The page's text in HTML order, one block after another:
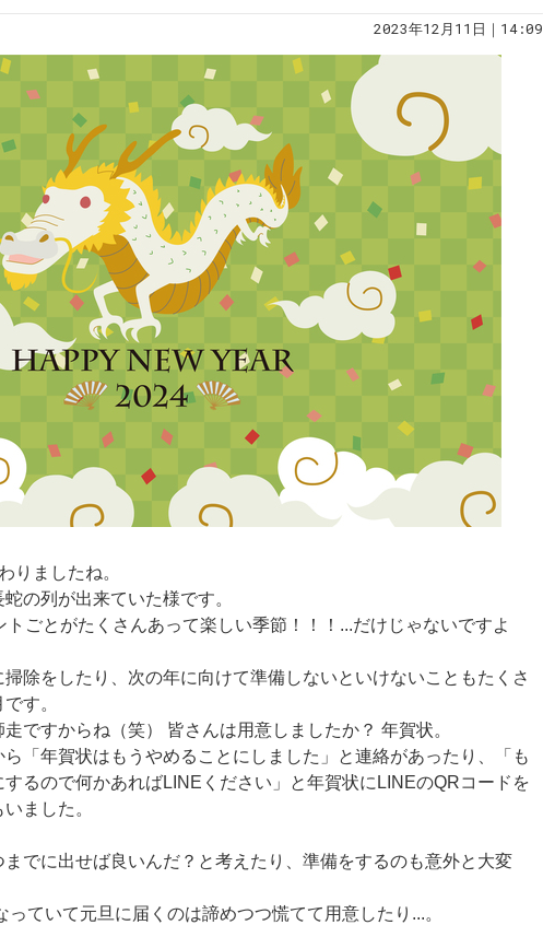
2023年12月11日｜14:09
りましたね。
の列が出来ていた様です。
ごとがたくさんあって楽しい季節！！！...だけじゃないですよ
除をしたり、次の年に向けて準備しないといけないこともたくさ
す。
ですからね（笑） 皆さんは用意しましたか？ 年賀状。
「年賀状はもうやめることにしました」と連絡があったり、「も
るので何かあればLINEください」と年賀状にLINEのQRコードを
ました。
でに出せば良いんだ？と考えたり、準備をするのも意外と大変
ていて元旦に届くのは諦めつつ慌てて用意したり...。